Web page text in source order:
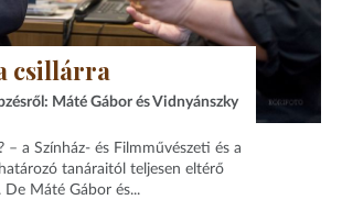
csillárra
Máté Gábor és Vidnyánszky
– a Színház- és Filmművészeti és a
tanáraitól teljesen eltérő
Máté Gábor és...